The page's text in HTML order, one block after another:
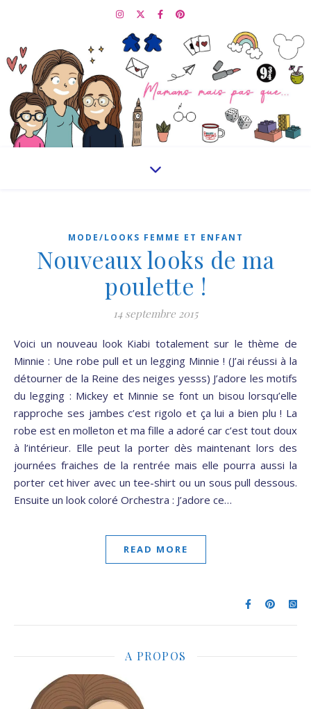
MODE/LOOKS FEMME ET ENFANT
Nouveaux looks de ma
poulette !
14 septembre 2015
Voici un nouveau look Kiabi totalement sur le thème de
Minnie : Une robe pull et un legging Minnie ! (J’ai réussi à la
détourner de la Reine des neiges yesss) J’adore les motifs
du legging : Mickey et Minnie se font un bisou lorsqu’elle
rapproche ses jambes c’est rigolo et ça lui a bien plu ! La
robe est en molleton et ma fille a adoré car c’est tout doux
à l’intérieur. Elle peut la porter dès maintenant lors des
journées fraiches de la rentrée mais elle pourra aussi la
porter cet hiver avec un tee-shirt ou un sous pull dessous.
Ensuite un look coloré Orchestra : J’adore ce…
READ MORE
A PROPOS